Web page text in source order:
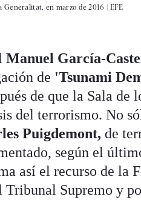
Generalitat, en marzo de 2016 | EFE
Manuel García-
de 'Tsunami
de que la Sala de
del terrorismo. No
Puigdemont, de
según el
así el recurso de la
Supremo y